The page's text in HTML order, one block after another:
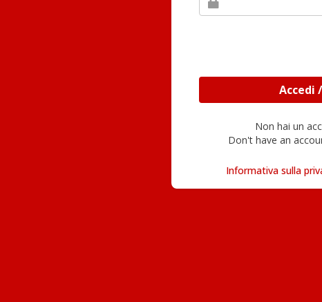
Non hai un
Don't have an
Informativa sulla